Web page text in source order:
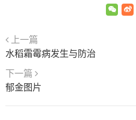
上一篇
水稻霜霉病发生与防治
下一篇
郁金图片